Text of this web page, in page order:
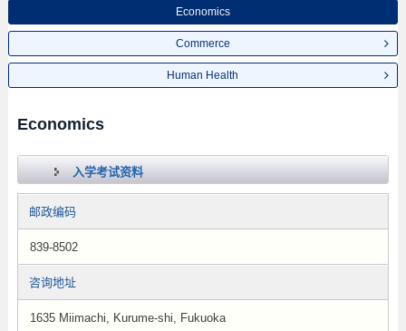
Economics
Commerce
Human Health
Economics
入学考试资料
邮政编码
839-8502
咨询地址
1635 Miimachi, Kurume-shi, Fukuoka